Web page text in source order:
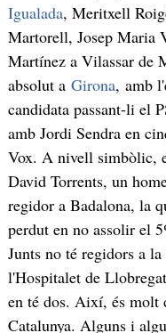
Igualada, Meritxell
Martorell, Josep Maria
Martínez a Vilassar de
absolut a Girona, amb
candidata passant-li el
amb Jordi Sendra en
Vox. A nivell simbòlic,
David Torrents, un
regidor a Badalona, la
perdut en no assolir el
Junts no té regidors a
l'Hospitalet de
en té dos. Així, és
Catalunya. Alguns i